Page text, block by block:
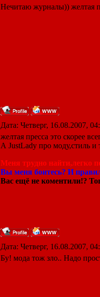
Нечитаю журналы)) желтая
Дата: Четверг, 16.08.2007,
желтая пресса это скорее
А JustLady про моду,стиль и
Меня трудно найти,легко
Вы меня боитесь? И
Вас ещё не коментили!?
Дата: Четверг, 16.08.2007,
Бу! мода тож зло.. Надо